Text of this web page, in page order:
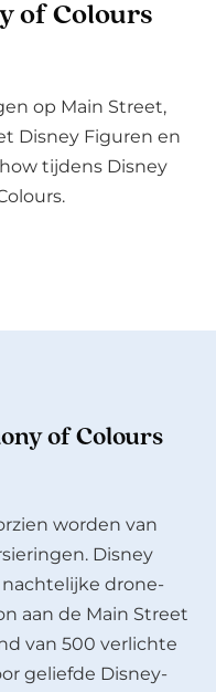
of Colours
op Main Street,
Disney Figuren en
tijdens Disney
of Colours
worden van
Disney
nachtelijke drone-
aan de Main Street
van 500 verlichte
geliefde Disney-